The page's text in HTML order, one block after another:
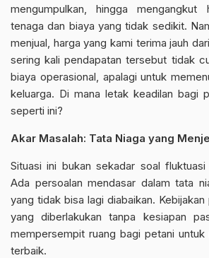
mengumpulkan, hingga mengangkut
tenaga dan biaya yang tidak sedikit.
menjual, harga yang kami terima jauh
sering kali pendapatan tersebut tidak
biaya operasional, apalagi untuk
keluarga. Di mana letak keadilan bagi
seperti ini?
Akar Masalah: Tata Niaga yang
Situasi ini bukan sekadar soal
Ada persoalan mendasar dalam tata
yang tidak bisa lagi diabaikan.
yang diberlakukan tanpa kesiapan
mempersempit ruang bagi petani untuk
terbaik.